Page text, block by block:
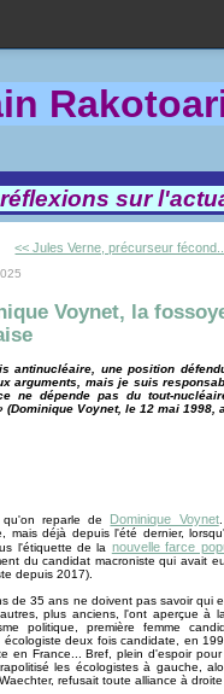
Rakotoa
sur
<< Jules Verne, précurseur
Voynet, la
antinucléaire, une position
arguments, mais je suis
ne dépende pas du tout-
(Dominique Voynet, le 12 mai 1998,
reparle de Dominique Voynet
mais déjà depuis l'été dernier,
l'étiquette de la nouvelle farce
du candidat macroniste qui avait
depuis 2017).
de 35 ans ne doivent pas savoir qui
plus anciens, l'ont aperçue à
politique, première femme
écologiste deux fois candidate, en
en France... Bref, plein d'espoir
les écologistes à gauche,
refusait toute alliance à